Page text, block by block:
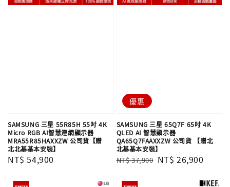
SAMSUNG 三星 55R85H 55吋 4K
Micro RGB AI智慧連網顯示器
MRA55R85HAXXZW 公司貨【贈
北北基基本安裝】
Regular
NT$ 54,900
優惠
SAMSUNG 三星 65Q7F 65吋 4K
QLED AI 智慧顯示器
QA65Q7FAAXXZW 公司貨 【贈北
北基基本安裝】
Regular
NT$ 37,900 Sale
NT$ 26,900